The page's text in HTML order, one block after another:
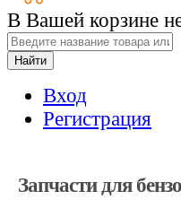
В Вашей корзине
Найти
Вход
Регистрация
Запчасти для